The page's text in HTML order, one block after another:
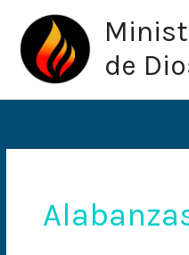
contenido
de